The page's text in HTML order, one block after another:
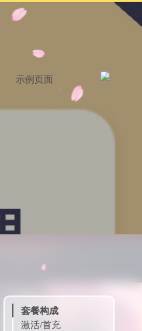
示例页面
套餐构成
激活/首充